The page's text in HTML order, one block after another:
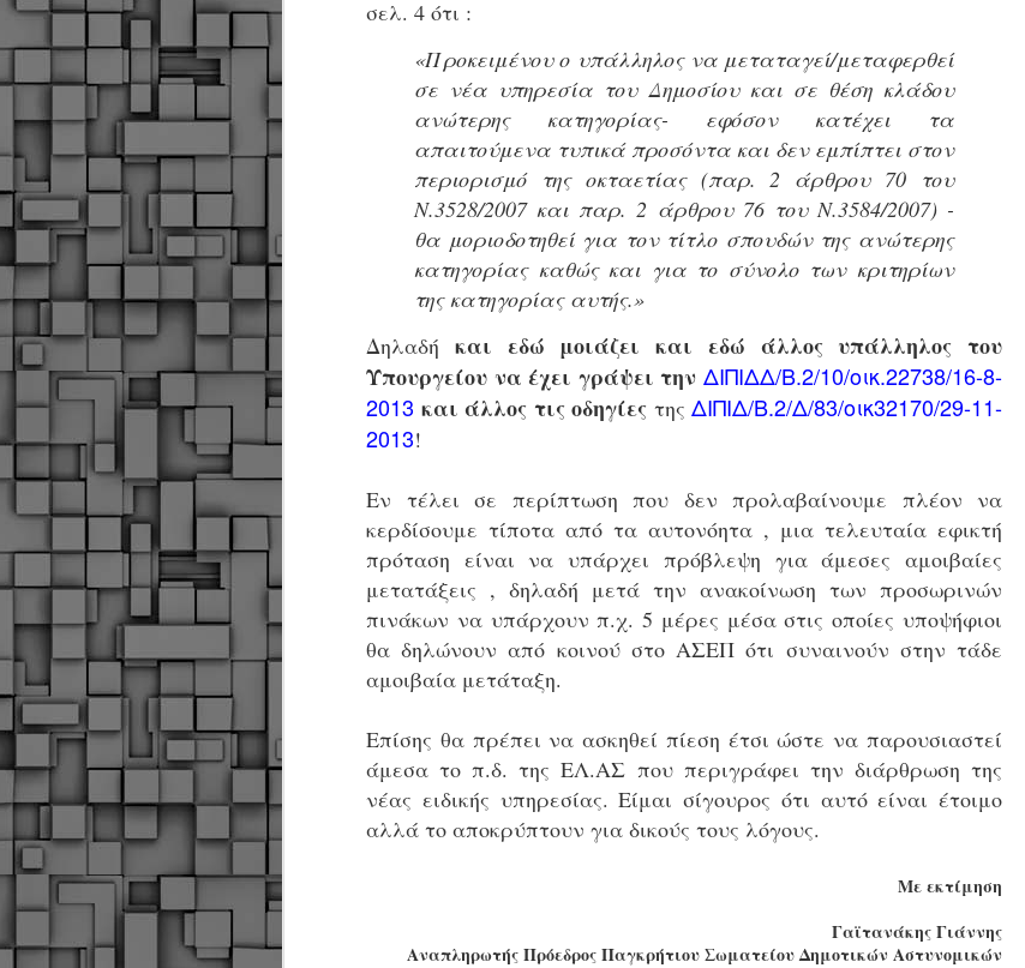
σελ. 4 ότι :
«Προκειμένου ο υπάλληλος να μεταταγεί/μεταφερθεί
σε νέα υπηρεσία του Δημοσίου και σε θέση κλάδου
ανώτερης κατηγορίας- εφόσον κατέχει τα
απαιτούμενα τυπικά προσόντα και δεν εμπίπτει στον
περιορισμό της οκταετίας (παρ. 2 άρθρου 70 του
Ν.3528/2007 και παρ. 2 άρθρου 76 του Ν.3584/2007) -
θα μοριοδοτηθεί για τον τίτλο σπουδών της ανώτερης
κατηγορίας καθώς και για το σύνολο των κριτηρίων
της κατηγορίας αυτής.»
Δηλαδή και εδώ μοιάζει και εδώ άλλος υπάλληλος του
Υπουργείου να έχει γράψει την ΔΙΠΙΔΔ/Β.2/10/οικ.22738/16-8-
2013 και άλλος τις οδηγίες της ΔΙΠΙΔ/Β.2/Δ/83/οικ32170/29-11-
2013!
Εν τέλει σε περίπτωση που δεν προλαβαίνουμε πλέον να
κερδίσουμε τίποτα από τα αυτονόητα , μια τελευταία εφικτή
πρόταση είναι να υπάρχει πρόβλεψη για άμεσες αμοιβαίες
μετατάξεις , δηλαδή μετά την ανακοίνωση των προσωρινών
πινάκων να υπάρχουν π.χ. 5 μέρες μέσα στις οποίες υποψήφιοι
θα δηλώνουν από κοινού στο ΑΣΕΠ ότι συναινούν στην τάδε
αμοιβαία μετάταξη.
Επίσης θα πρέπει να ασκηθεί πίεση έτσι ώστε να παρουσιαστεί
άμεσα το π.δ. της ΕΛ.ΑΣ που περιγράφει την διάρθρωση της
νέας ειδικής υπηρεσίας. Είμαι σίγουρος ότι αυτό είναι έτοιμο
αλλά το αποκρύπτουν για δικούς τους λόγους.
Με εκτίμηση
Γαϊτανάκης Γιάννης
Αναπληρωτής Πρόεδρος Παγκρήτιου Σωματείου Δημοτικών Αστυνομικών
εκπαίδευσης 4/5 - 31/5
Στη έκδοση εγκυκλιου οδηγιών σχετικά με το χρονοδιάγραμμα
εκπαίδευσης (θεωρητικής και πρακτικής) των νεοδιορισθέντων
Δ.Α. της προκήρυξης 1Κ/2024, προχώρησε Τμήμα Εποπτείας
ανθρωπίνου Δυναμικού Δημοτικής Αστυνομίας, της Δ/νσης
Προσωπικού Τοπ. Αυτοδιοίκησης, της Γενικής Γραμματείας
Δημόσιας Διοίκησης του Υπ. Εσωτερικών.
27
Δημοσιέυθηκε στο ΦΕΚ Β' 1682/26-03-2026 η
Απόφαση 16458 με θέμα;: «Εισαγωγική Εκπαίδευση -
Επιμόρφωση του ειδικού ένστολου προσωπικού της
δημοτικής αστυνομίας»
Δημοσιεύθηκε στο ΦΕΚ Β' 1682/26-03-2026 η Aπόφαση 16458 με
τίτλο: «Εισαγωγική Εκπαίδευση - Επιμόρφωση του ειδικού
ένστολου προσωπικού της δημοτικής αστυνομίας».
19
νεοπροσληφθέντων Δημοτιοκών Αστυνομικών
(ανανεώνεται συνεχώς)
Συνεχίζονται οι ορκωμοσίες των νέων Δημοτικών Αστυνομικών
σε δήμους της χώρας. Το Dimastin, αναζητεί σχετικό
φωτογραφικό υλικό στο διαδίκτυο και σας το παρουσιάζει σε
αυτή την ανάρτηση. Επίσης, σας καλούμε, αν διαπιστώσετε ότι
μας έχουν "ξεφύγει" ορκωμοσίες, μπορείτε να στέλνετε το
φωτογραφικό τους υλικό στο dimasthes@gmail.gr ώστε να το
δημοσιεύουμε εδώ, άμεσα.
MAR
18
Θεσσαλονίκη: Ορκίστηκαν οι 75 νέοι δημοτικοί
αστυνομικοί – Τι τους ζήτησε ο Αγγελούδης
Ενισχύεται το έργο της δημοτικής αστυνομίας στο δήμο
Θεσσαλονίκης καθώς το πρωί της Τετάρτης 18 Μαρτίου
ορκίστηκαν οι 75 νέοι δημοτικοί αστυνομικοί.
«Με αυτούς, σε λίγους μήνες αποκτά ένα ισχυρό σώμα η
ευκαιρία να είμαι σήμερα στην ορκωμοσία τους.